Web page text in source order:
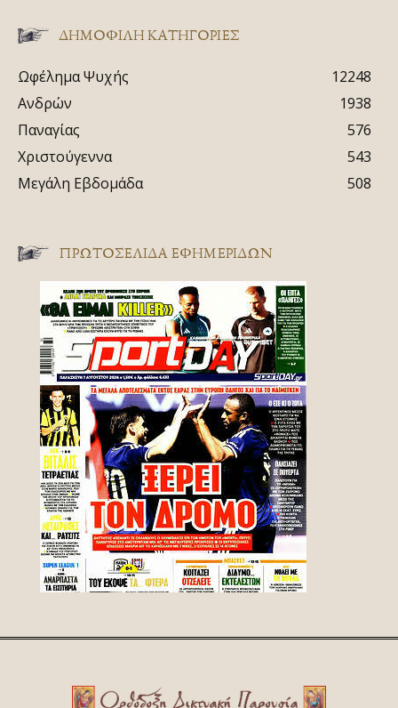
ΔΗΜΟΦΙΛΗ ΚΑΤΗΓΟΡΙΕΣ
Ωφέλημα Ψυχής
12248
Ανδρών
1938
Παναγίας
576
Χριστούγεννα
543
Μεγάλη Εβδομάδα
508
ΠΡΩΤΟΣΈΛΙΔΑ ΕΦΗΜΕΡΊΔΩΝ